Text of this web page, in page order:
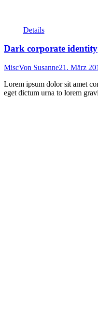
Details
Dark corporate identity
MiscVon Susanne21. März
Lorem ipsum dolor sit amet
eget dictum urna to lorem